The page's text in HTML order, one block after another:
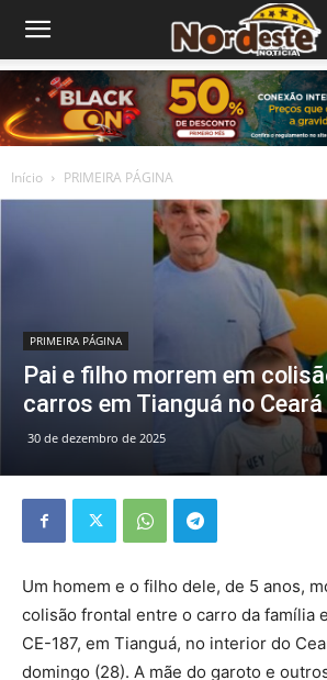
Início PRIMEIRA PÁGINA
PRIMEIRA PÁGINA
Pai e filho morrem em
carros em Tianguá no Ceará
30 de dezembro de 2025
Um homem e o filho dele, de 5 anos,
colisão frontal entre o carro da família
CE-187, em Tianguá, no interior do
domingo (28). A mãe do garoto e